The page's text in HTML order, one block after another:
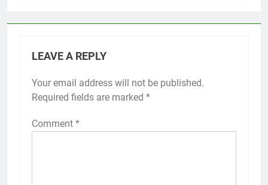
LEAVE A REPLY
Your email address will not be published.
Required fields are marked *
Comment *